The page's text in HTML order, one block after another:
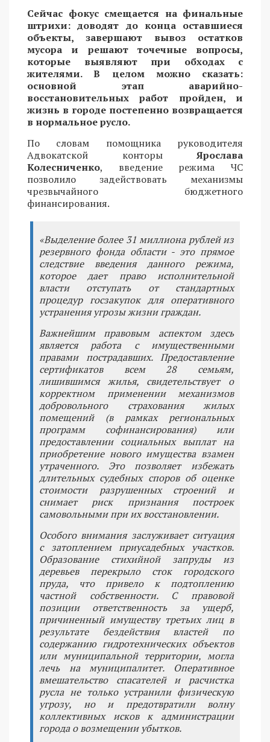
Сейчас фокус смещается на финальные
штрихи: доводят до конца оставшиеся
объекты, завершают вывоз остатков
мусора и решают точечные вопросы,
которые выявляют при обходах с
жителями. В целом можно сказать:
основной этап аварийно-
восстановительных работ пройден, и
жизнь в городе постепенно возвращается
в нормальное русло.
По словам помощника руководителя
Адвокатской конторыЯрослава
Колесниченко, введение режима ЧС
позволило задействовать механизмы
чрезвычайного бюджетного
финансирования.
«Выделение более 31 миллиона рублей из
резервного фонда области - это прямое
следствие введения данного режима,
которое дает право исполнительной
власти отступать от стандартных
процедур госзакупок для оперативного
устранения угрозы жизни граждан.
Важнейшим правовым аспектом здесь
является работа с имущественными
правами пострадавших. Предоставление
сертификатов всем 28 семьям,
лишившимся жилья, свидетельствует о
корректном применении механизмов
добровольного страхования жилых
помещений (в рамках региональных
программ софинансирования) или
предоставлении социальных выплат на
приобретение нового имущества взамен
утраченного. Это позволяет избежать
длительных судебных споров об оценке
стоимости разрушенных строений и
снимает риск признания построек
самовольными при их восстановлении.
Особого внимания заслуживает ситуация
с затоплением приусадебных участков.
Образование стихийной запруды из
деревьев перекрыло сток городского
пруда, что привело к подтоплению
частной собственности. С правовой
позиции ответственность за ущерб,
причиненный имуществу третьих лиц в
результате бездействия властей по
содержанию гидротехнических объектов
или муниципальной территории, могла
лечь на муниципалитет. Оперативное
вмешательство спасателей и расчистка
русла не только устранили физическую
угрозу, но и предотвратили волну
коллективных исков к администрации
города о возмещении убытков.